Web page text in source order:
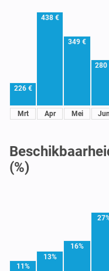
226 €
Mrt
438 €
Apr
349 €
Mei
280
Jun
(%)
11%
13%
16%